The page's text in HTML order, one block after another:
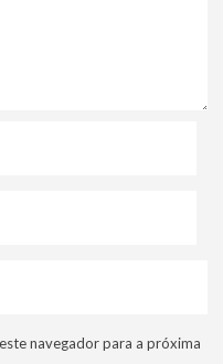
navegador para a próxima